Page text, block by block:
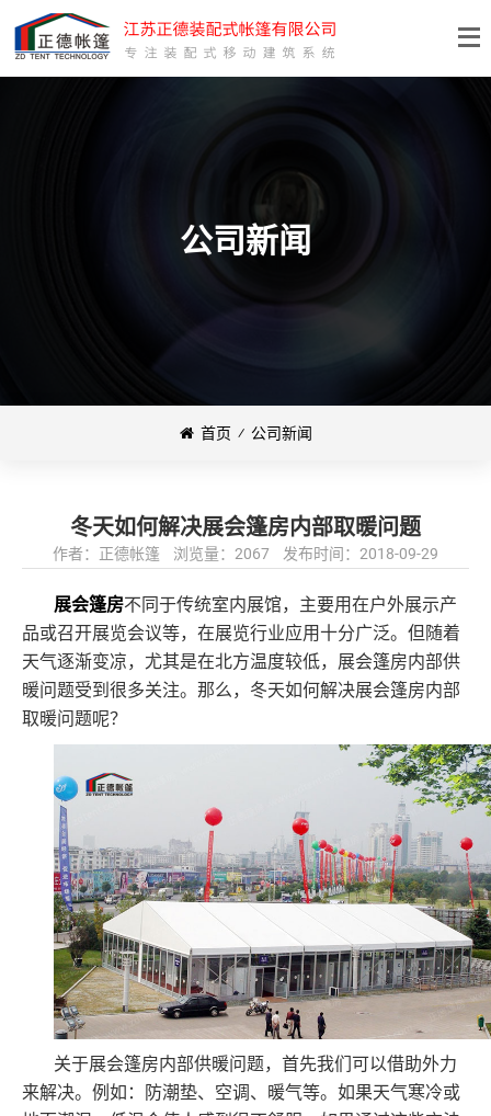
公司新闻
首页 ⁄ 公司新闻
冬天如何解决展会篷房内部取暖问题
作者：正德帐篷 浏览量：2067 发布时间：2018-09-29
展会篷房不同于传统室内展馆，主要用在户外展示产
品或召开展览会议等，在展览行业应用十分广泛。但随着
天气逐渐变凉，尤其是在北方温度较低，展会篷房内部供
暖问题受到很多关注。那么，冬天如何解决展会篷房内部
取暖问题呢？
关于展会篷房内部供暖问题，首先我们可以借助外力
来解决。例如：防潮垫、空调、暖气等。如果天气寒冷或